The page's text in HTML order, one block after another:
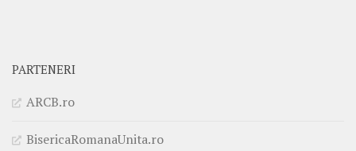
PARTENERI
ARCB.ro
BisericaRomanaUnita.ro